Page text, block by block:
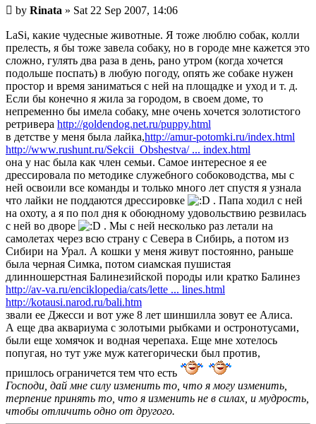
Unread
post
by Rinata » Sat 22 Sep 2007, 14:06
LaSi, какие чудесные животные. Я тоже люблю собак, колли
прелесть, я бы тоже завела собаку, но в городе мне кажется это
сложно, гулять два раза в день, рано утром (когда хочется
подольше поспать) в любую погоду, опять же собаке нужен
простор и время заниматься с ней на площадке и уход и т. д.
Если бы конечно я жила за городом, в своем доме, то
непременно бы имела собаку, мне очень хочется золотистого
ретривера http://goldendog.net.ru/puppy.html
в детстве у меня была лайка,http://amur-potomki.ru/index.html
http://www.rushunt.ru/Sekcii_Obshestva/ ... index.html
она у нас была как член семьи. Самое интересное я ее
дрессировала по методике служебного собоководства, мы с
ней освоили все команды и только много лет спустя я узнала
что лайки не поддаются дрессировке
. Папа ходил с ней
на охоту, а я по пол дня к обоюдному удовольствию резвилась
с ней во дворе
. Мы с ней несколько раз летали на
самолетах через всю страну с Севера в Сибирь, а потом из
Сибири на Урал. А кошки у меня живут постоянно, раньше
была черная Симка, потом сиамская пушистая
длинношерстная Балинезийской породы или кратко Балинез
http://av-va.ru/enciklopedia/cats/lette ... lines.html
http://kotausi.narod.ru/bali.htm
звали ее Джесси и вот уже 8 лет шиншилла зовут ее Алиса.
А еще два аквариума с золотыми рыбками и остронотусами,
были еще хомячок и водная черепаха. Еще мне хотелось
попугая, но тут уже муж категорически был против,
пришлось ограничется тем что есть
Господи, дай мне силу изменить то, что я могу изменить,
терпение принять то, что я изменить не в силах, и мудрость,
чтобы отличить одно от другого.